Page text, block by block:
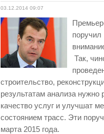
03.12.2014 09:07
поручил
Так,
строительство,
результатам анализа
качество услуг и улучшат
состоянием трасс. Эти
марта 2015 года.